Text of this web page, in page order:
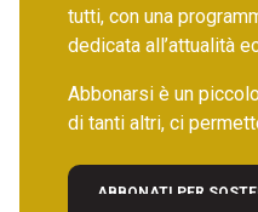
tutti, con una
dedicata all’attualità
Abbonarsi è un
di tanti altri, ci
ABBONATI PER